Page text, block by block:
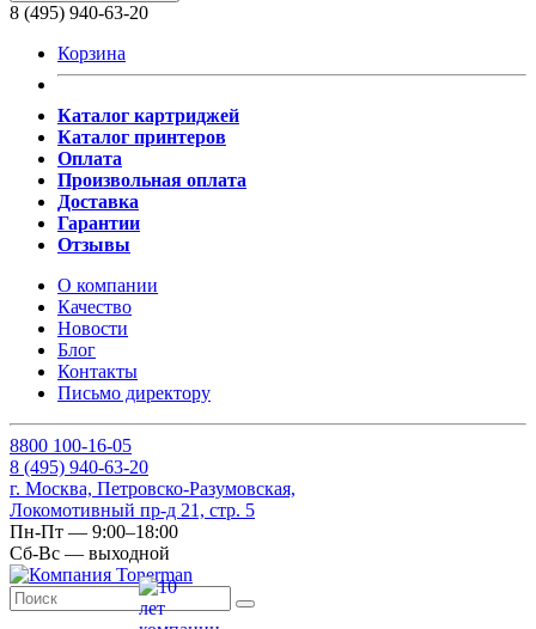
8 (495) 940-63-20
Корзина
Каталог картриджей
Каталог принтеров
Оплата
Произвольная оплата
Доставка
Гарантии
Отзывы
О компании
Качество
Новости
Блог
Контакты
Письмо директору
8800 100-16-05
8 (495) 940-63-20
г. Москва, Петровско-Разумовская,
Локомотивный пр-д 21, стр. 5
Пн-Пт — 9:00–18:00
Сб-Вс — выходной